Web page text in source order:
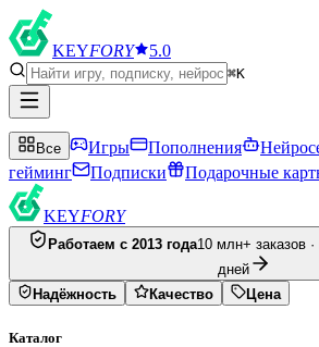
KEYFORY 5.0
⌘K
Все Игры Пополнения
гейминг
Подписки Подарочные
KEYFORY
Работаем с 2013 года10 млн+ заказов ·
дней
Надёжность
Качество Цена
Каталог